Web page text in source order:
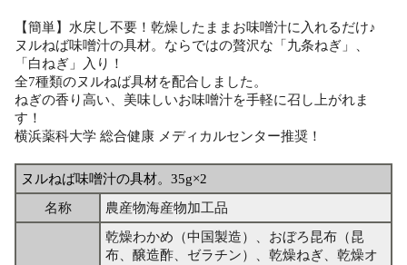
【簡単】水戻し不要！乾燥したままお味噌汁に入れるだけ♪
ヌルねば味噌汁の具材。ならではの贅沢な「九条ねぎ」、
「白ねぎ」入り！
全7種類のヌルねば具材を配合しました。
ねぎの香り高い、美味しいお味噌汁を手軽に召し上がれま
す！
横浜薬科大学 総合健康 メディカルセンター推奨！
ヌルねば味噌汁の具材。35g×2
名称
農産物海産物加工品
乾燥わかめ（中国製造）、おぼろ昆布（昆
布、醸造酢、ゼラチン）、乾燥ねぎ、乾燥オ